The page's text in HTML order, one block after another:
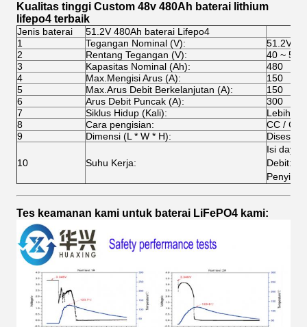
Kualitas tinggi Custom 48v 480Ah baterai lithium
lifepo4 terbaik
Jenis baterai
51.2V 480Ah baterai Lifepo4
1
Tegangan Nominal (V):
51.2V
2
Rentang Tegangan (V):
40 ~ 58.4
3
Kapasitas Nominal (Ah):
480
4
Max.Mengisi Arus (A):
150
5
Max.Arus Debit Berkelanjutan (A):
150
6
Arus Debit Puncak (A):
300
7
Siklus Hidup (Kali):
Lebih
8
Cara pengisian:
CC / CV
9
Dimensi (L * W * H):
10 Suhu Kerja:
Isi
Debit: -
Tes keamanan kami untuk baterai LiFePO4 kami: